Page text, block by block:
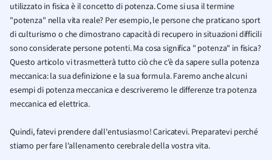
utilizzato in fisica è il concetto di potenza. Come si usa il termine
"potenza" nella vita reale? Per esempio, le persone che praticano sport
di culturismo o che dimostrano capacità di recupero in situazioni difficili
sono considerate persone potenti. Ma cosa significa " potenza" in fisica?
Questo articolo vi trasmetterà tutto ciò che c'è da sapere sulla potenza
meccanica: la sua definizione e la sua formula. Faremo anche alcuni
esempi di potenza meccanica e descriveremo le differenze tra potenza
meccanica ed elettrica.
Quindi, fatevi prendere dall'entusiasmo! Caricatevi. Preparatevi perché
stiamo per fare l'allenamento cerebrale della vostra vita.